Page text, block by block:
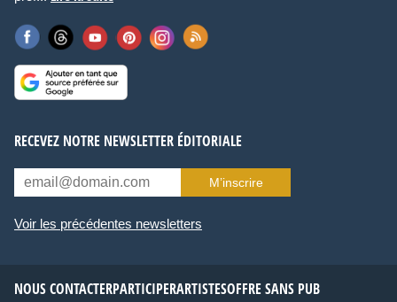
RECEVEZ NOTRE NEWSLETTER ÉDITORIALE
M’inscrire
Voir les précédentes newsletters
NOUS CONTACTERPARTICIPERARTISTESOFFRE SANS PUB